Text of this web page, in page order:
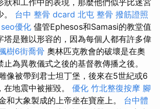
狀和工作中的表現，那麼他們似乎比迷宮
。 台中 整骨 dcard 北屯 整骨 撥筋證照
seo優化 儘管Ephesos和Samasi的教堂值
塔是難以形容的，因為每個人都有許多偉
樹6街喬骨 奧林匹克教會的破壞是在奧
為異教儀式之後的基督教傳播之後。
像被帶到君士坦丁堡，後來在5世紀或6
地震中被摧毀。 優化 竹北整復按摩 腳
和大象製成的上帝坐在寶座上。 台中體